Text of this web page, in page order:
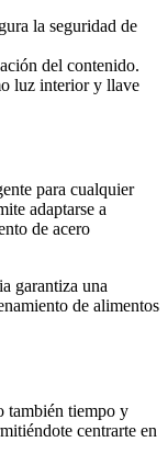
la seguridad de
del contenido.
luz interior y llave
para cualquier
adaptarse a
de acero
garantiza una
de alimentos
también tiempo y
centrarte en